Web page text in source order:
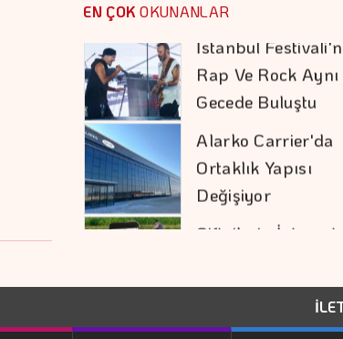
EN ÇOK OKUNANLARGecede Buluştu
Alarko Carrier'da
Ortaklık Yapısı
Değişiyor
Çiftçilerin İnternet
Kullanımı 10 Yılda
Katını Aştı